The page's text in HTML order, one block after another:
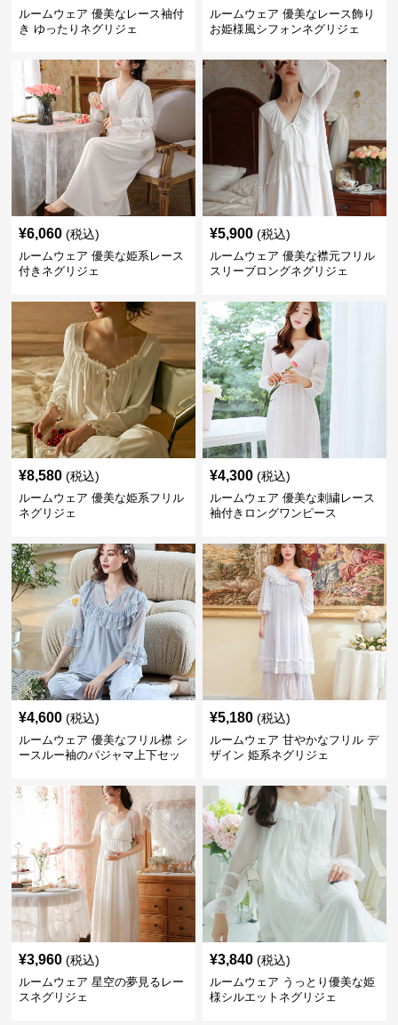
ルームウェア 優美なレース袖付
き ゆったりネグリジェ
ルームウェア 優美なレース飾り
お姫様風シフォンネグリジェ
¥6,060 (税込)
ルームウェア 優美な姫系レース
付きネグリジェ
¥5,900 (税込)
ルームウェア 優美な襟元フリル
スリーブロングネグリジェ
¥8,580 (税込)
ルームウェア 優美な姫系フリル
ネグリジェ
¥4,300 (税込)
ルームウェア 優美な刺繍レース
袖付きロングワンピース
¥4,600 (税込)
ルームウェア 優美なフリル襟 シ
ースルー袖のパジャマ上下セッ
¥5,180 (税込)
ルームウェア 甘やかなフリル デ
ザイン 姫系ネグリジェ
¥3,960 (税込)
ルームウェア 星空の夢見るレー
スネグリジェ
¥3,840 (税込)
ルームウェア うっとり優美な姫
様シルエットネグリジェ